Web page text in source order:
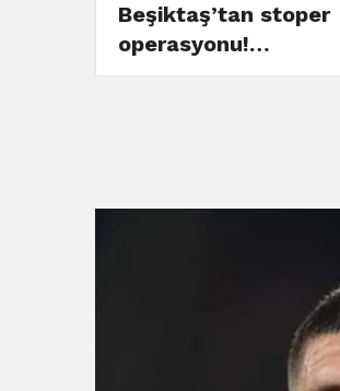
Beşiktaş’tan stoper
operasyonu!…